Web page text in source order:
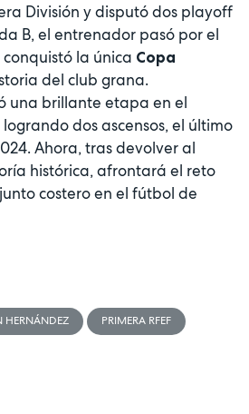
División y disputó dos playoff
B, el entrenador pasó por el
la única Copa
del club grana.
una brillante etapa en el
logrando dos ascensos, el último
Ahora, tras devolver al
histórica, afrontará el reto
costero en el fútbol de
HERNÁNDEZ PRIMERA RFEF